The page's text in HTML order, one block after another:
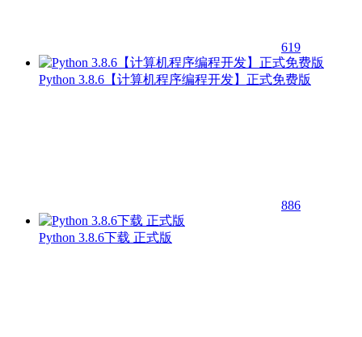
619
Python 3.8.6【计算机程序编程开发】正式免费版
886
Python 3.8.6下载 正式版